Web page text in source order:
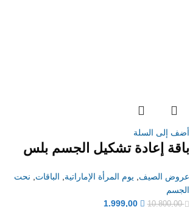
أضف إلى السلة
باقة إعادة تشكيل الجسم بلس
عروض الصيف يوم المرأة الإماراتية الباقات
نحت
الجسم
10.800,00
1.999,00